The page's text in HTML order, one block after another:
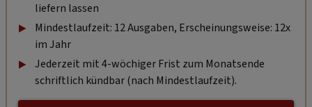
liefern lassen
Mindestlaufzeit: 12 Ausgaben, Erscheinungsweise: 12x
im Jahr
Jederzeit mit 4-wöchiger Frist zum Monatsende
schriftlich kündbar (nach Mindestlaufzeit).